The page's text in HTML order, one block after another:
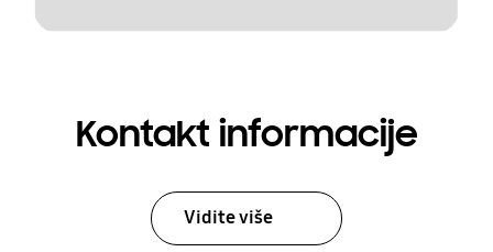
Kontakt informacije
Vidite više